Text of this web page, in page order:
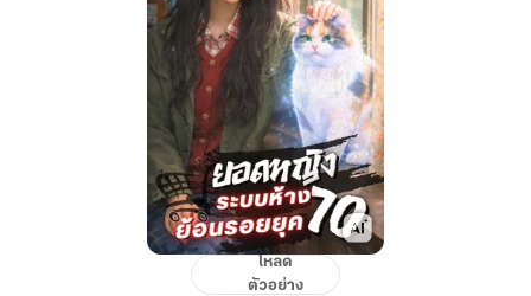
โหลด
ตัวอย่าง